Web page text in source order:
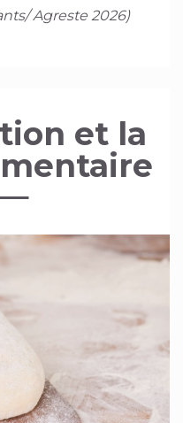
Agreste 2026)
et la